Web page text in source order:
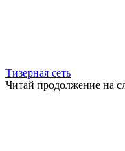
Тизерная сеть
Читай продолжение на